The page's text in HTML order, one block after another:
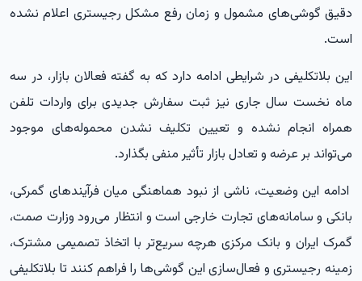
دقیق گوشی‌های مشمول و زمان رفع مشکل رجیستری اعلام نشده
است.
این بلاتکلیفی در شرایطی ادامه دارد که به گفته فعالان بازار، در سه
ماه نخست سال جاری نیز ثبت سفارش جدیدی برای واردات تلفن
همراه انجام نشده و تعیین تکلیف نشدن محموله‌های موجود
می‌تواند بر عرضه و تعادل بازار تأثیر منفی بگذارد.
ادامه این وضعیت، ناشی از نبود هماهنگی میان فرآیندهای گمرکی،
بانکی و سامانه‌های تجارت خارجی است و انتظار می‌رود وزارت صمت،
گمرک ایران و بانک مرکزی هرچه سریع‌تر با اتخاذ تصمیمی مشترک،
زمینه رجیستری و فعال‌سازی این گوشی‌ها را فراهم کنند تا بلاتکلیفی